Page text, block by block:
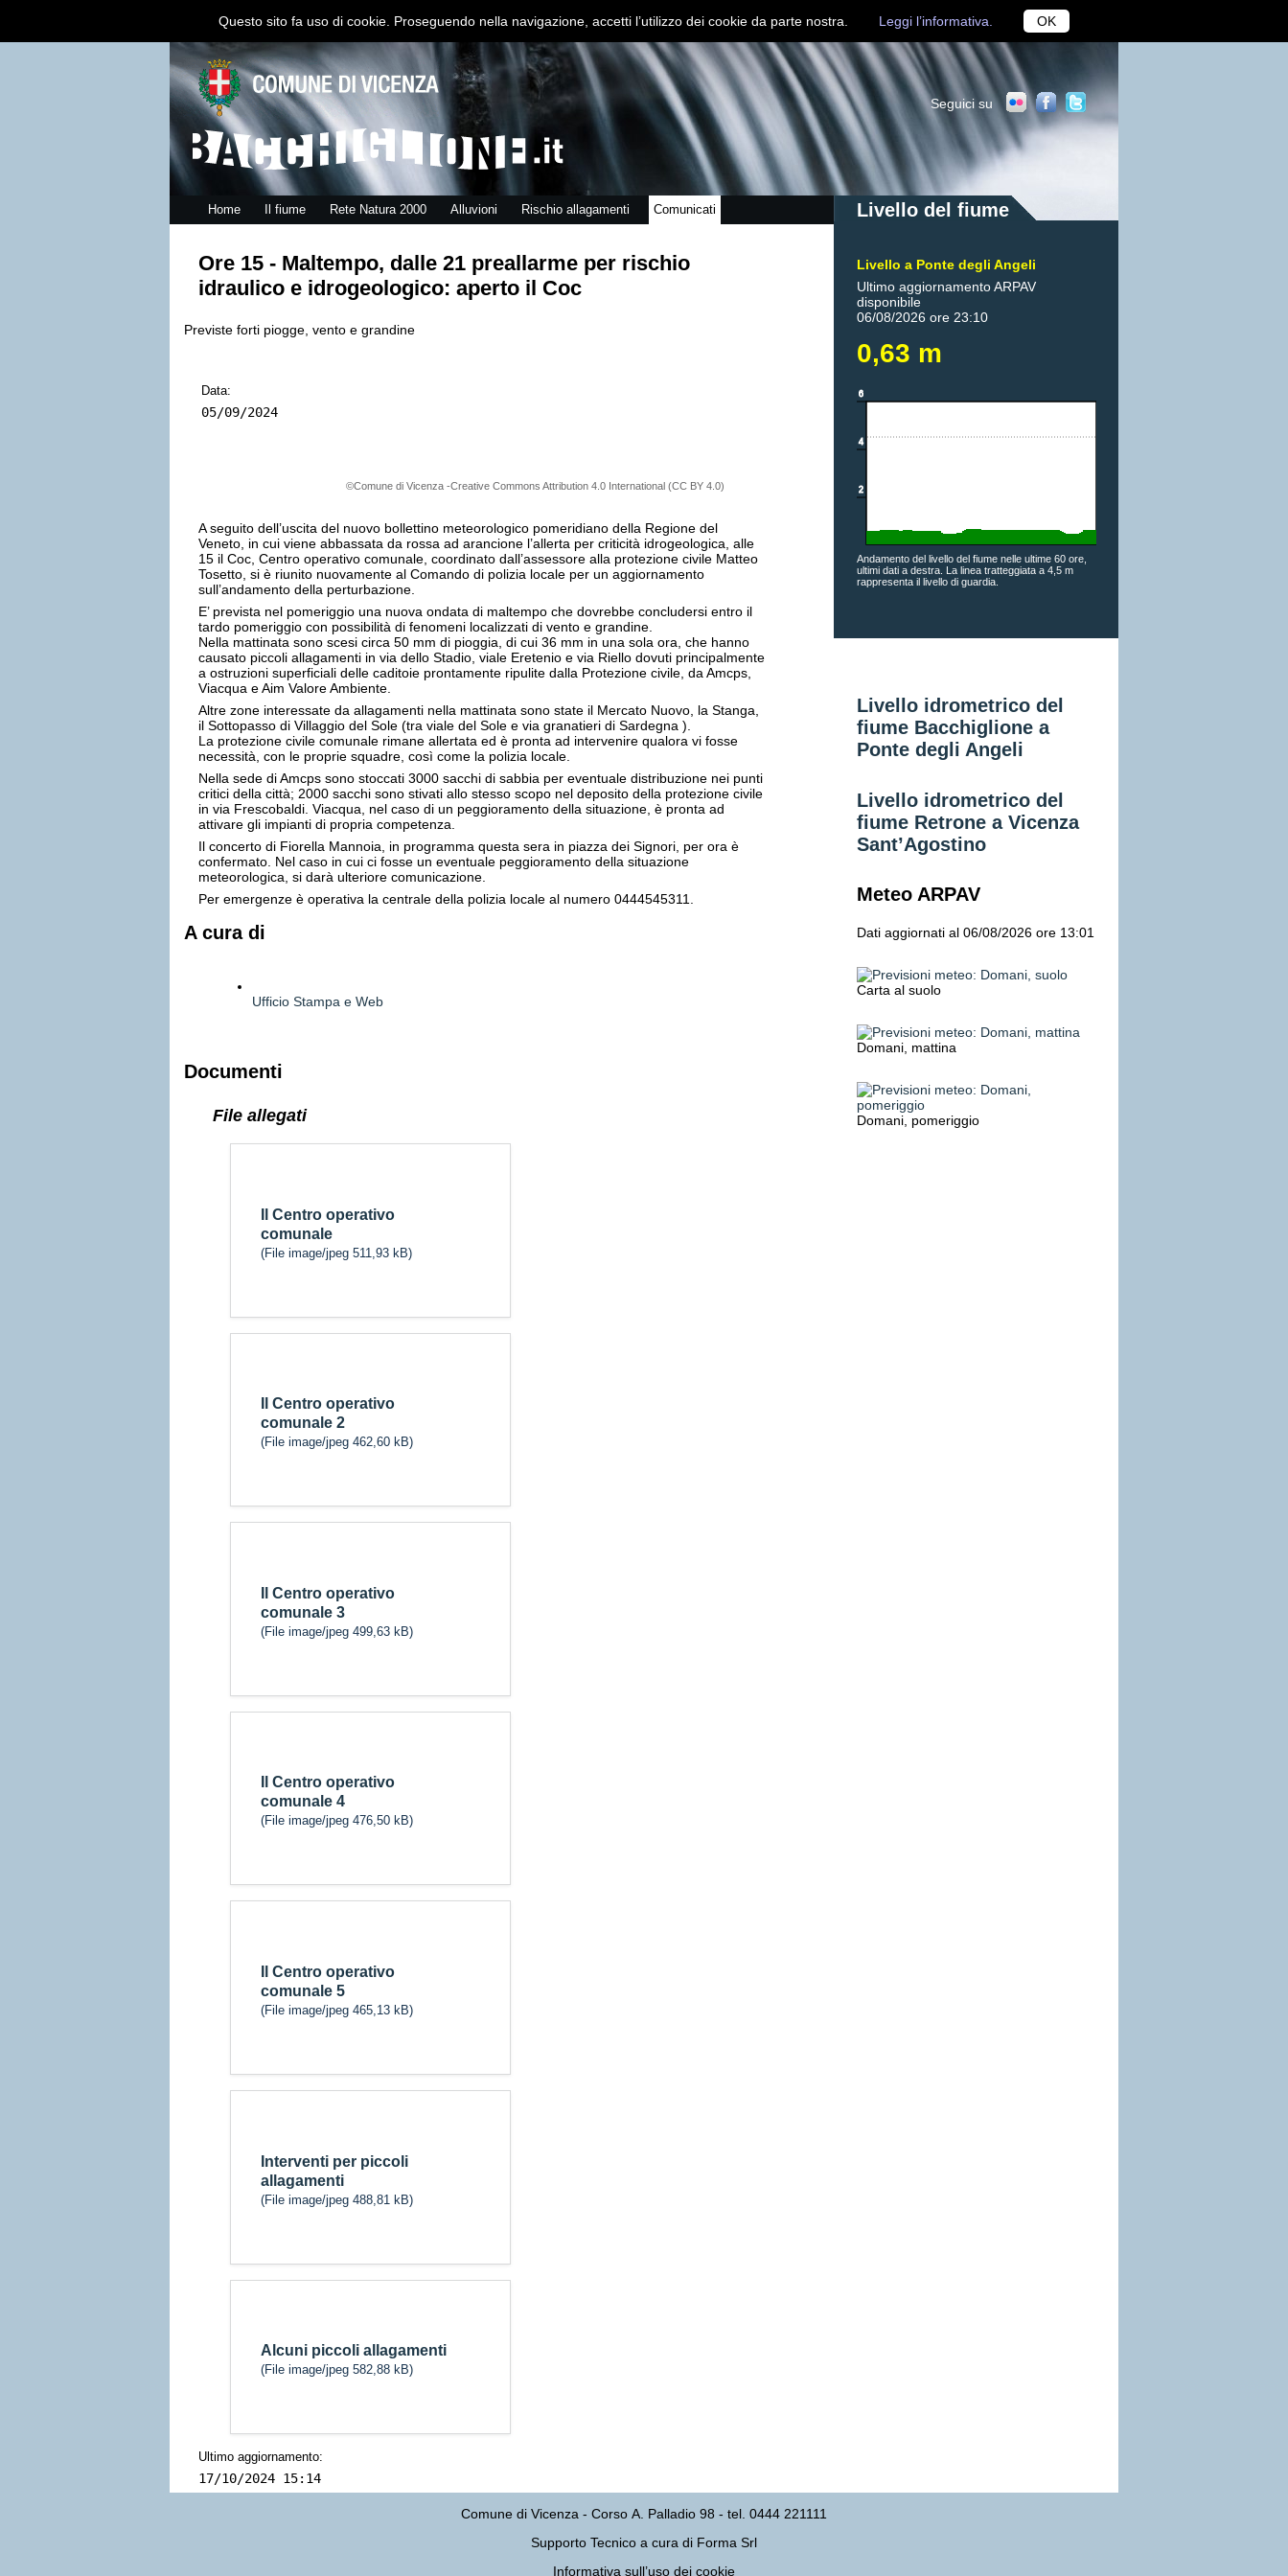
Questo sito fa uso di cookie. Proseguendo nella navigazione, accetti l’utilizzo dei cookie da parte nostra. Leggi l’informativa. OK
Seguici su
Home Il fiume Rete Natura 2000 Alluvioni Rischio allagamenti Comunicati
Ore 15 - Maltempo, dalle 21 preallarme per rischio
idraulico e idrogeologico: aperto il Coc
Previste forti piogge, vento e grandine
Data:
05/09/2024
©Comune di Vicenza -Creative Commons Attribution 4.0 International (CC BY 4.0)
A seguito dell’uscita del nuovo bollettino meteorologico pomeridiano della Regione del
Veneto, in cui viene abbassata da rossa ad arancione l’allerta per criticità idrogeologica, alle
15 il Coc, Centro operativo comunale, coordinato dall’assessore alla protezione civile Matteo
Tosetto, si è riunito nuovamente al Comando di polizia locale per un aggiornamento
sull’andamento della perturbazione.
E’ prevista nel pomeriggio una nuova ondata di maltempo che dovrebbe concludersi entro il
tardo pomeriggio con possibilità di fenomeni localizzati di vento e grandine.
Nella mattinata sono scesi circa 50 mm di pioggia, di cui 36 mm in una sola ora, che hanno
causato piccoli allagamenti in via dello Stadio, viale Eretenio e via Riello dovuti principalmente
a ostruzioni superficiali delle caditoie prontamente ripulite dalla Protezione civile, da Amcps,
Viacqua e Aim Valore Ambiente.
Altre zone interessate da allagamenti nella mattinata sono state il Mercato Nuovo, la Stanga,
il Sottopasso di Villaggio del Sole (tra viale del Sole e via granatieri di Sardegna ).
La protezione civile comunale rimane allertata ed è pronta ad intervenire qualora vi fosse
necessità, con le proprie squadre, così come la polizia locale.
Nella sede di Amcps sono stoccati 3000 sacchi di sabbia per eventuale distribuzione nei punti
critici della città; 2000 sacchi sono stivati allo stesso scopo nel deposito della protezione civile
in via Frescobaldi. Viacqua, nel caso di un peggioramento della situazione, è pronta ad
attivare gli impianti di propria competenza.
Il concerto di Fiorella Mannoia, in programma questa sera in piazza dei Signori, per ora è
confermato. Nel caso in cui ci fosse un eventuale peggioramento della situazione
meteorologica, si darà ulteriore comunicazione.
Per emergenze è operativa la centrale della polizia locale al numero 0444545311.
A cura di
Ufficio Stampa e Web
Documenti
File allegati
Il Centro operativo
comunale
(File image/jpeg 511,93 kB)
Il Centro operativo
comunale 2
(File image/jpeg 462,60 kB)
Il Centro operativo
comunale 3
(File image/jpeg 499,63 kB)
Il Centro operativo
comunale 4
(File image/jpeg 476,50 kB)
Il Centro operativo
comunale 5
(File image/jpeg 465,13 kB)
Interventi per piccoli
allagamenti
(File image/jpeg 488,81 kB)
Alcuni piccoli allagamenti
(File image/jpeg 582,88 kB)
Ultimo aggiornamento:
17/10/2024 15:14
Livello del fiume
Livello a Ponte degli Angeli
Ultimo aggiornamento ARPAV
disponibile
06/08/2026 ore 23:10
0,63 m
Andamento del livello del fiume nelle ultime 60 ore,
ultimi dati a destra. La linea tratteggiata a 4,5 m
rappresenta il livello di guardia.
Livello idrometrico del
fiume Bacchiglione a
Ponte degli Angeli
Livello idrometrico del
fiume Retrone a Vicenza
Sant’Agostino
Meteo ARPAV
Dati aggiornati al 06/08/2026 ore 13:01
Carta al suolo
Domani, mattina
Domani, pomeriggio
Comune di Vicenza - Corso A. Palladio 98 - tel. 0444 221111
Supporto Tecnico a cura di Forma Srl
Informativa sull’uso dei cookie